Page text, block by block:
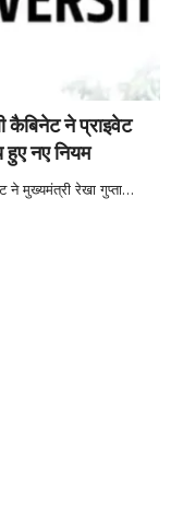
ने प्राइवेट
हुए नए नियम
मुख्यमंत्री रेखा गुप्ता…